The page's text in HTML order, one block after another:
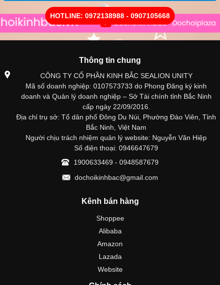
HOTLINE: 0972138988 - 0907105668
Thông tin chung
CÔNG TY CỔ PHẦN KINH BẮC SEALION UNITY
Mã số doanh nghiệp: 0107573733 do Phong Đăng ký kinh
doanh và Quản lý doanh nghiệp – Sở Tài chính tỉnh Bắc Ninh
cấp ngày 22/09/2016.
Địa chỉ trụ sở: Tổ dân phố Đông Du Núi, Phường Đào Viên, Tỉnh
Bắc Ninh, Việt Nam
Người chịu trách nhiệm quản lý website: Nguyễn Văn Hiệp
Số điện thoại: 0946647679
1900633469 - 0948587679
dochoikinhbac@gmail.com
Kênh bán hàng
Shoppee
Alibaba
Amazon
Lazada
Website